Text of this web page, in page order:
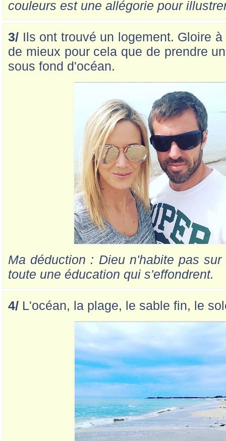
couleurs est une allégorie pour
3/ Ils ont trouvé un logement. Gloire
de mieux pour cela que de prendre
sous fond d'océan.
Ma déduction : Dieu n'habite pas
toute une éducation qui s'effondrent.
4/ L'océan, la plage, le sable fin, le